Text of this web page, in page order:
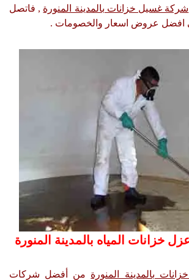
شركة غسيل خزانات بالمدينة المنورة , فاتصل
افضل عروض اسعار والخصومات .
خزانات المياه بالمدينة المنورة
بالمدينة المنورة من أفضل شركات